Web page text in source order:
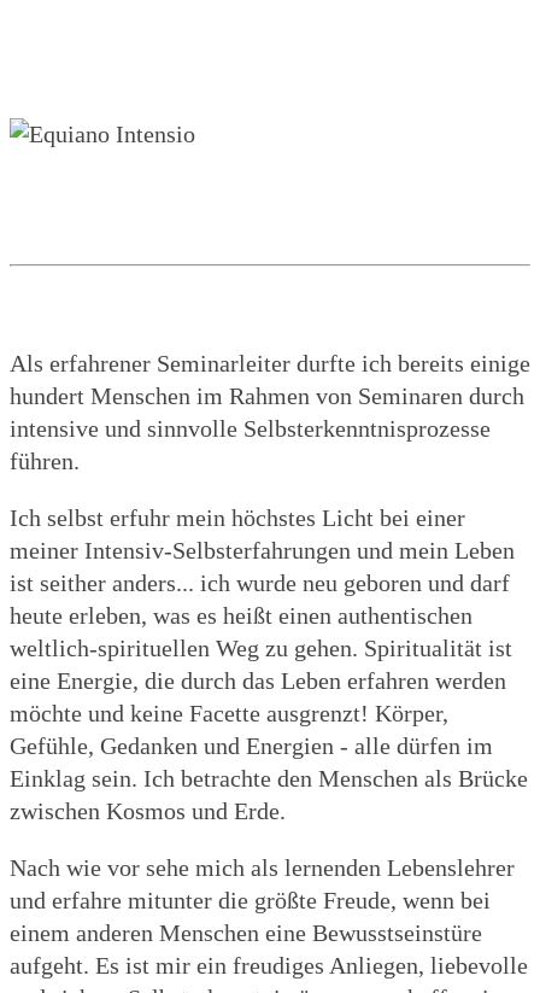
Als erfahrener Seminarleiter durfte ich bereits einige
hundert Menschen im Rahmen von Seminaren durch
intensive und sinnvolle Selbsterkenntnisprozesse
führen.
Ich selbst erfuhr mein höchstes Licht bei einer
meiner Intensiv-Selbsterfahrungen und mein Leben
ist seither anders... ich wurde neu geboren und darf
heute erleben, was es heißt einen authentischen
weltlich-spirituellen Weg zu gehen. Spiritualität ist
eine Energie, die durch das Leben erfahren werden
möchte und keine Facette ausgrenzt! Körper,
Gefühle, Gedanken und Energien - alle dürfen im
Einklag sein. Ich betrachte den Menschen als Brücke
zwischen Kosmos und Erde.
Nach wie vor sehe mich als lernenden Lebenslehrer
und erfahre mitunter die größte Freude, wenn bei
einem anderen Menschen eine Bewusstseinstüre
aufgeht. Es ist mir ein freudiges Anliegen, liebevolle